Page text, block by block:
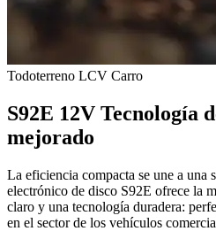
Todoterreno LCV Carro
S92E 12V Tecnología
mejorado
La eficiencia compacta se une a una
electrónico de disco S92E ofrece la
claro y una tecnología duradera:
en el sector de los vehículos